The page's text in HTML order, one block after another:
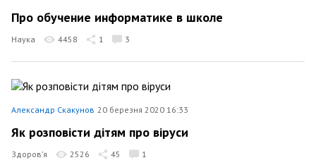
Про обучение информатике в школе
Наука 4458 1 3
Александр Скакунов 20 березня 2020 16:33
Як розповісти дітям про віруси
Здоров’я 2526 45 1